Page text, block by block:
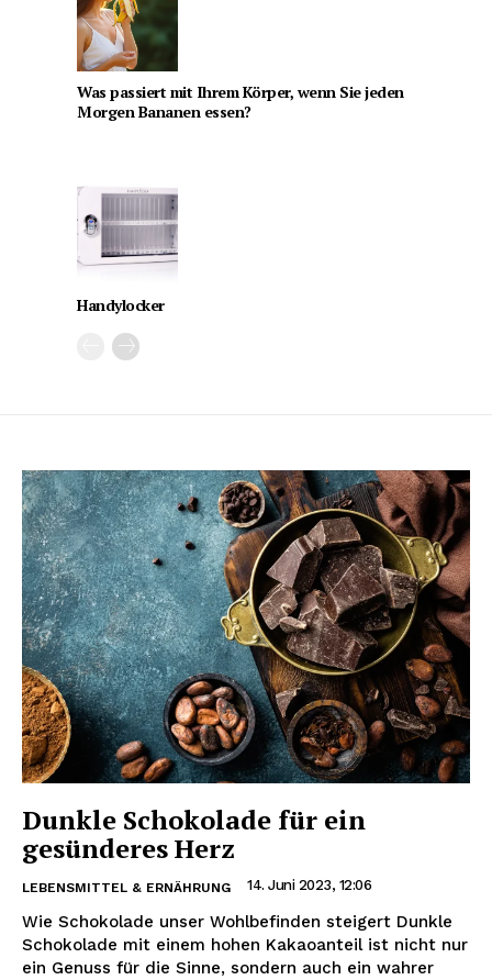
Was passiert mit Ihrem Körper, wenn Sie jeden
Morgen Bananen essen?
Handylocker
Dunkle Schokolade für ein
gesünderes Herz
LEBENSMITTEL & ERNÄHRUNG 14. Juni 2023, 12:06
Wie Schokolade unser Wohlbefinden steigert Dunkle
Schokolade mit einem hohen Kakaoanteil ist nicht nur
ein Genuss für die Sinne, sondern auch ein wahrer